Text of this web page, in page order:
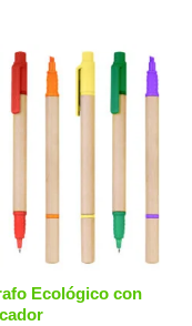
Ecológico con